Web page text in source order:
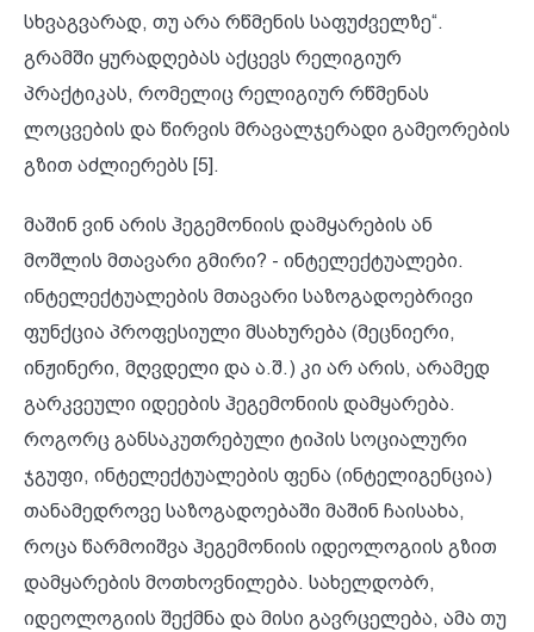
სხვაგვარად, თუ არა რწმენის საფუძველზე“.
გრამში ყურადღებას აქცევს რელიგიურ
პრაქტიკას, რომელიც რელიგიურ რწმენას
ლოცვების და წირვის მრავალჯერადი გამეორების
გზით აძლიერებს [5].
მაშინ ვინ არის ჰეგემონიის დამყარების ან
მოშლის მთავარი გმირი? - ინტელექტუალები.
ინტელექტუალების მთავარი საზოგადოებრივი
ფუნქცია პროფესიული მსახურება (მეცნიერი,
ინჟინერი, მღვდელი და ა.შ.) კი არ არის, არამედ
გარკვეული იდეების ჰეგემონიის დამყარება.
როგორც განსაკუთრებული ტიპის სოციალური
ჯგუფი, ინტელექტუალების ფენა (ინტელიგენცია)
თანამედროვე საზოგადოებაში მაშინ ჩაისახა,
როცა წარმოიშვა ჰეგემონიის იდეოლოგიის გზით
დამყარების მოთხოვნილება. სახელდობრ,
იდეოლოგიის შექმნა და მისი გავრცელება, ამა თუ